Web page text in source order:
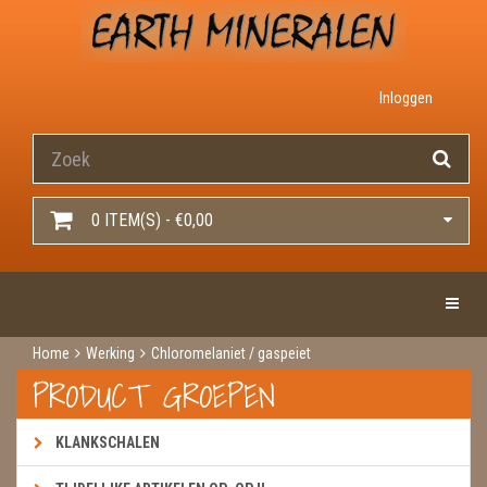
Inloggen
0 ITEM(S) - €0,00
Home Werking Chloromelaniet / gaspeiet
PRODUCT GROEPEN
KLANKSCHALEN